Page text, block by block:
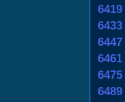
6419
6433
6447
6461
6475
6489